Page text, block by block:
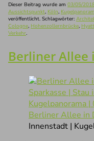
Dieser Beitrag wurde am 03/05/
Aussichtspunkt, Köln,
veröffentlicht. Schlagwörter:
Cologne, Hohenzollernbrücke, Hyatt
Verkehr.
Berliner Allee
Berliner Allee in
Innenstadt |